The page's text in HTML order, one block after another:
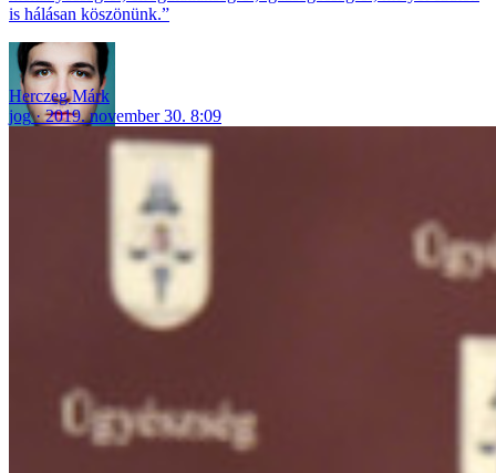
is hálásan köszönünk.”
Herczeg Márk
jog
2019. november 30. 8:09